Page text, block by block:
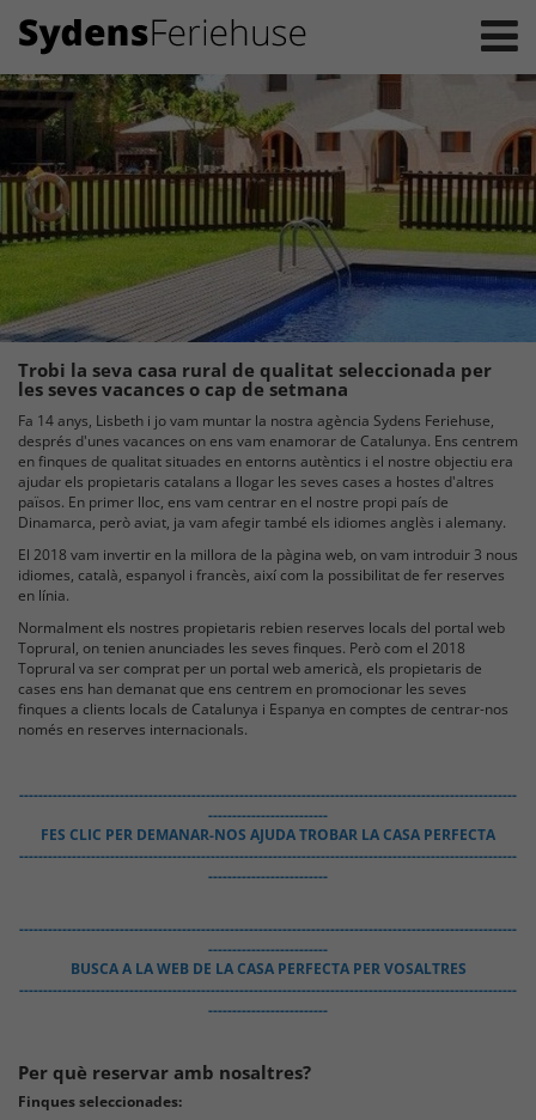
Trobi la seva casa rural de qualitat seleccionada per
les seves vacances o cap de setmana
Fa 14 anys, Lisbeth i jo vam muntar la nostra agència Sydens Feriehuse,
després d'unes vacances on ens vam enamorar de Catalunya. Ens centrem
en finques de qualitat situades en entorns autèntics i el nostre objectiu era
ajudar els propietaris catalans a llogar les seves cases a hostes d'altres
països. En primer lloc, ens vam centrar en el nostre propi país de
Dinamarca, però aviat, ja vam afegir també els idiomes anglès i alemany.
El 2018 vam invertir en la millora de la pàgina web, on vam introduir 3 nous
idiomes, català, espanyol i francès, així com la possibilitat de fer reserves
en línia.
Normalment els nostres propietaris rebien reserves locals del portal web
Toprural, on tenien anunciades les seves finques. Però com el 2018
Toprural va ser comprat per un portal web americà, els propietaris de
cases ens han demanat que ens centrem en promocionar les seves
finques a clients locals de Catalunya i Espanya en comptes de centrar-nos
només en reserves internacionals.
--------------------------------------------------------------------------------------------------------
-------------------------
FES CLIC PER DEMANAR-NOS AJUDA TROBAR LA CASA PERFECTA
--------------------------------------------------------------------------------------------------------
-------------------------
--------------------------------------------------------------------------------------------------------
-------------------------
BUSCA A LA WEB DE LA CASA PERFECTA PER VOSALTRES
--------------------------------------------------------------------------------------------------------
-------------------------
Per què reservar amb nosaltres?
Finques seleccionades: